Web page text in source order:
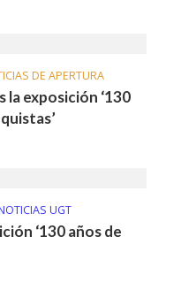
DE APERTURA
la exposición ‘130
UGT
‘130 años de